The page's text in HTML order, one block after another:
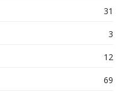
31
3
12
69